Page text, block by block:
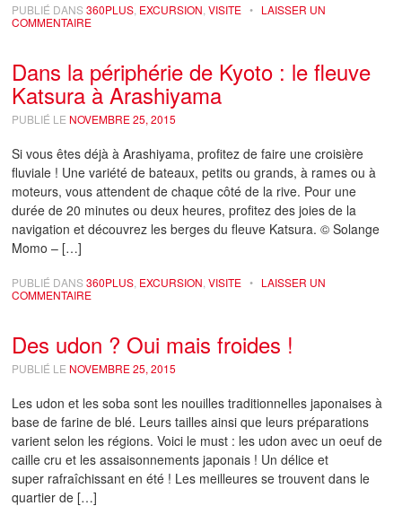
PUBLIÉ DANS360PLUS EXCURSION ,VISITE • LAISSER UN
COMMENTAIRE
Dans la périphérie de Kyoto : le fleuve
Katsura à Arashiyama
PUBLIÉ LE NOVEMBRE 25, 2015
Si vous êtes déjà à Arashiyama, profitez de faire une croisière
fluviale ! Une variété de bateaux, petits ou grands, à rames ou à
moteurs, vous attendent de chaque côté de la rive. Pour une
durée de 20 minutes ou deux heures, profitez des joies de la
navigation et découvrez les berges du fleuve Katsura. © Solange
Momo – […]
PUBLIÉ DANS360PLUS EXCURSION ,VISITE • LAISSER UN
COMMENTAIRE
Des udon ? Oui mais froides !
PUBLIÉ LE NOVEMBRE 25, 2015
Les udon et les soba sont les nouilles traditionnelles japonaises à
base de farine de blé. Leurs tailles ainsi que leurs préparations
varient selon les régions. Voici le must : les udon avec un oeuf de
caille cru et les assaisonnements japonais ! Un délice et
super rafraîchissant en été ! Les meilleures se trouvent dans le
quartier de […]